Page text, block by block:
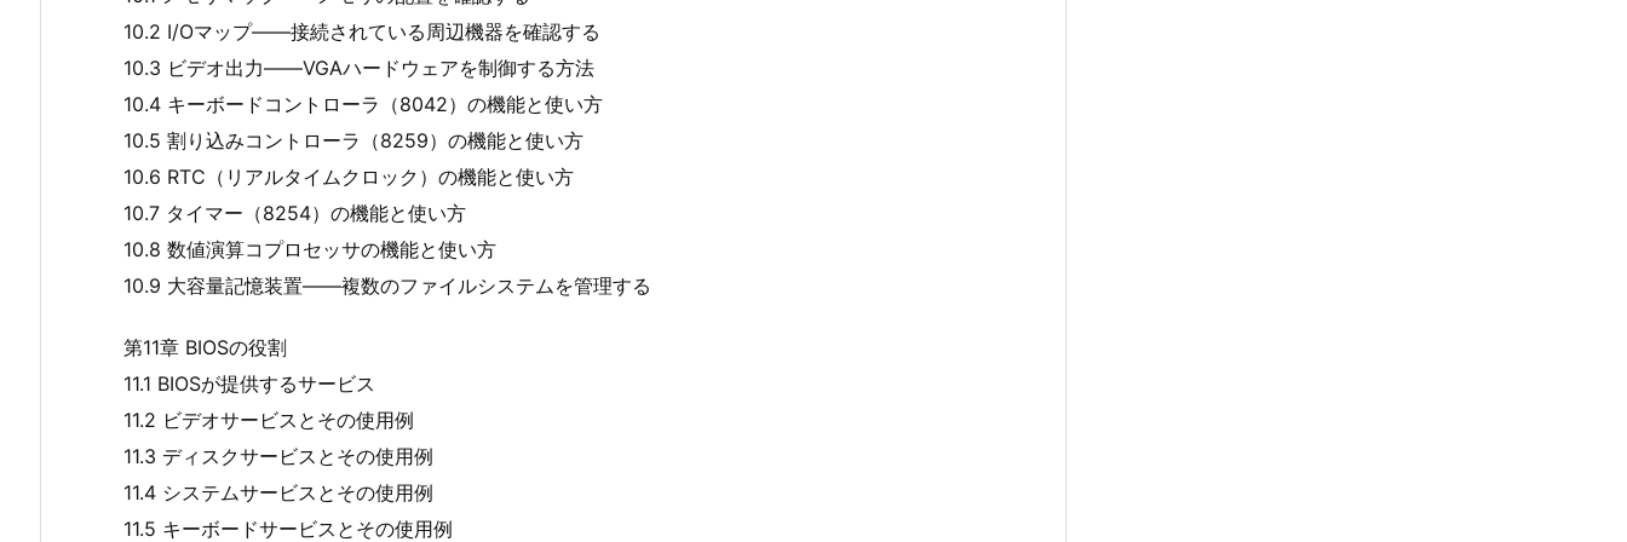
10.2 I/Oマップ――接続されている周辺機器を確認する
10.3 ビデオ出力――VGAハードウェアを制御する方法
10.4 キーボードコントローラ（8042）の機能と使い方
10.5 割り込みコントローラ（8259）の機能と使い方
10.6 RTC（リアルタイムクロック）の機能と使い方
10.7 タイマー（8254）の機能と使い方
10.8 数値演算コプロセッサの機能と使い方
10.9 大容量記憶装置――複数のファイルシステムを管理する
第11章 BIOSの役割
11.1 BIOSが提供するサービス
11.2 ビデオサービスとその使用例
11.3 ディスクサービスとその使用例
11.4 システムサービスとその使用例
11.5 キーボードサービスとその使用例